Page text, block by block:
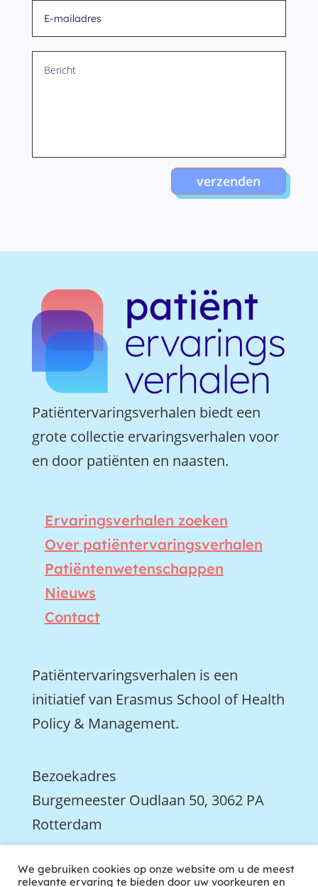
verzenden
Patiëntervaringsverhalen biedt een
grote collectie ervaringsverhalen voor
en door patiënten en naasten.
Ervaringsverhalen zoeken
Over patiëntervaringsverhalen
Patiëntenwetenschappen
Nieuws
Contact
Patiëntervaringsverhalen is een
initiatief van Erasmus School of Health
Policy & Management.
Bezoekadres
Burgemeester Oudlaan 50, 3062 PA
Rotterdam
 We zijn ook actief op LinkedIn
We gebruiken cookies op onze website om u de meest
relevante ervaring te bieden door uw voorkeuren en